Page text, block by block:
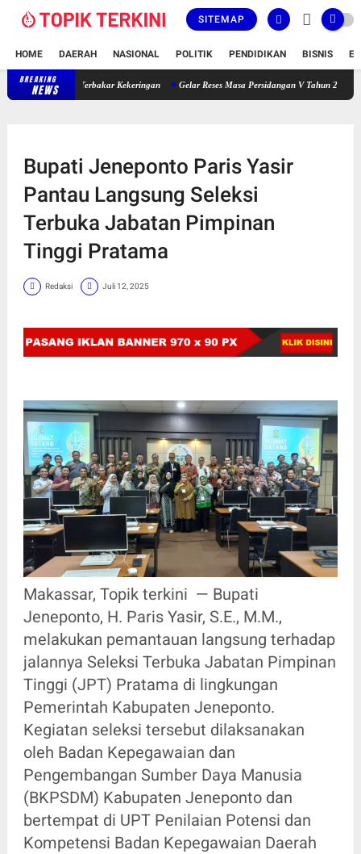
SITEMAP
HOME DAERAH NASIONAL POLITIK PENDIDIKAN BISNIS
BREAKING
NEWS
Terbakar Kekeringan Gelar Reses Masa Persidangan V Tahun 2025-2026, H.
Bupati Jeneponto Paris Yasir
Pantau Langsung Seleksi
Terbuka Jabatan Pimpinan
Tinggi Pratama
Redaksi Juli 12, 2025
Makassar, Topik terkini — Bupati
Jeneponto, H. Paris Yasir, S.E., M.M.,
melakukan pemantauan langsung terhadap
jalannya Seleksi Terbuka Jabatan Pimpinan
Tinggi (JPT) Pratama di lingkungan
Pemerintah Kabupaten Jeneponto.
Kegiatan seleksi tersebut dilaksanakan
oleh Badan Kepegawaian dan
Pengembangan Sumber Daya Manusia
(BKPSDM) Kabupaten Jeneponto dan
bertempat di UPT Penilaian Potensi dan
Kompetensi Badan Kepegawaian Daerah